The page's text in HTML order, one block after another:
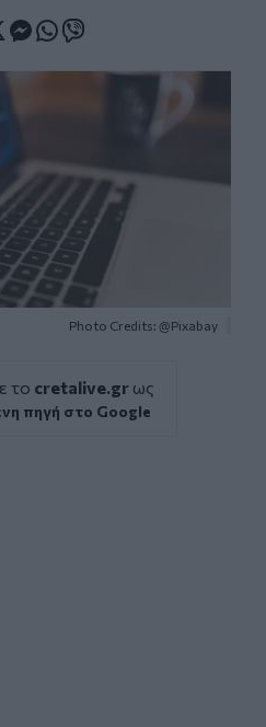
Photo Credits: @Pixabay
το cretalive.gr ως
πηγή στο Google